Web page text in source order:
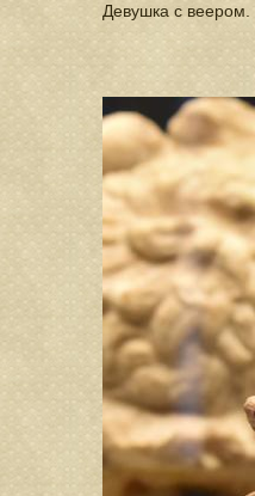
Девушка с веером.